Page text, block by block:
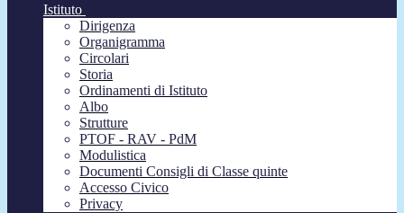
Istituto
Dirigenza
Organigramma
Circolari
Storia
Ordinamenti di Istituto
Albo
Strutture
PTOF - RAV - PdM
Modulistica
Documenti Consigli di Classe quinte
Accesso Civico
Privacy